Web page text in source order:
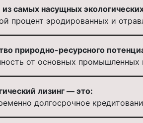
самых насущных
процент эродированных и
природно-ресурсного
от основных промышленных
лизинг — это:
долгосрочное